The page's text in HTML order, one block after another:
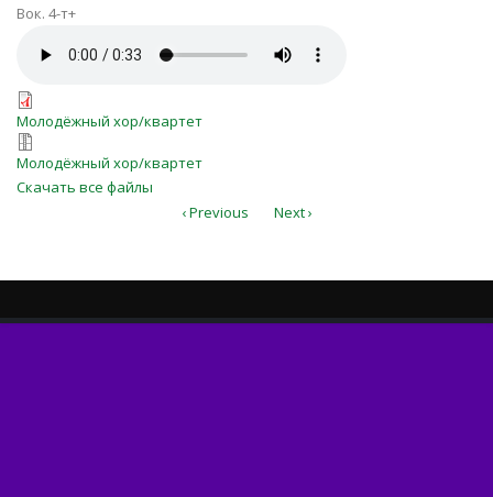
Вок. 4-т+
a-u-menya-v-dome.mp3
a-u-menya-v-dome.pdf
Молодёжный хор/квартет
a-u-menya-v-dome.7z
Молодёжный хор/квартет
Скачать все файлы
‹ Previous Next ›